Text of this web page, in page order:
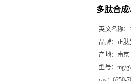
多肽合成
英文名称：
品牌： 正肽
产地： 南京
型号：